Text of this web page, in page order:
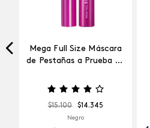
Mega Full Size Máscara
de Pestañas a Prueba de
$15.100 $14.345
Negro